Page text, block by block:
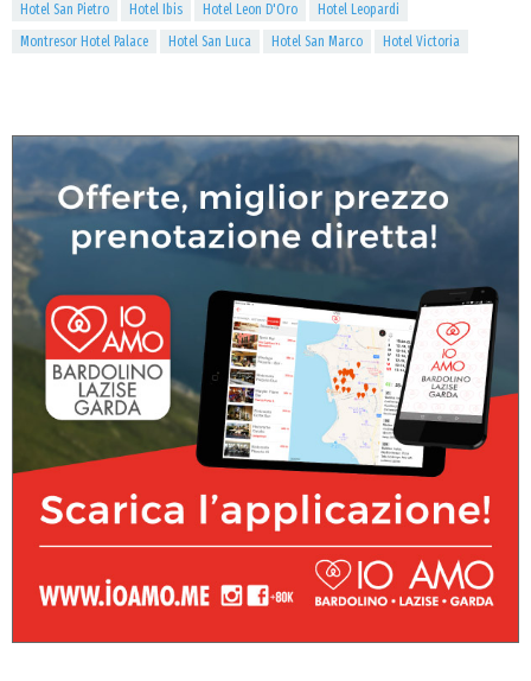
Hotel San Pietro
Hotel Ibis Hotel Leon D'Oro
Hotel Leopardi
Montresor Hotel Palace
Hotel San Luca Hotel San Marco Hotel Victoria